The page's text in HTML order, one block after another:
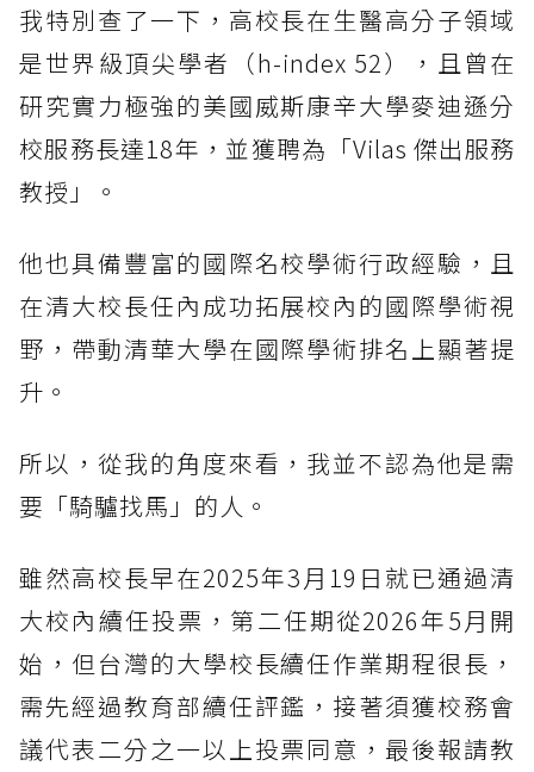
我特別查了一下，高校長在生醫高分子領域
是世界級頂尖學者（h-index 52），且曾在
研究實力極強的美國威斯康辛大學麥迪遜分
校服務長達18年，並獲聘為「Vilas 傑出服務
教授」。
他也具備豐富的國際名校學術行政經驗，且
在清大校長任內成功拓展校內的國際學術視
野，帶動清華大學在國際學術排名上顯著提
升。
所以，從我的角度來看，我並不認為他是需
要「騎驢找馬」的人。
雖然高校長早在2025年3月19日就已通過清
大校內續任投票，第二任期從2026年5月開
始，但台灣的大學校長續任作業期程很長，
需先經過教育部續任評鑑，接著須獲校務會
議代表二分之一以上投票同意，最後報請教